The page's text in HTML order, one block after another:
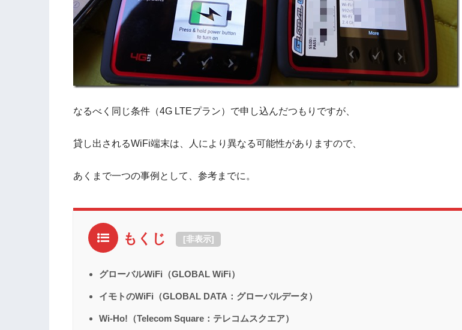
なるべく同じ条件（4G LTEプラン）で申し込んだつもりですが、
貸し出されるWiFi端末は、人により異なる可能性がありますので、
あくまで一つの事例として、参考までに。
もくじ [非表示]
グローバルWiFi（GLOBAL WiFi）
イモトのWiFi（GLOBAL DATA：グローバルデータ）
Wi-Ho!（Telecom Square：テレコムスクエア）